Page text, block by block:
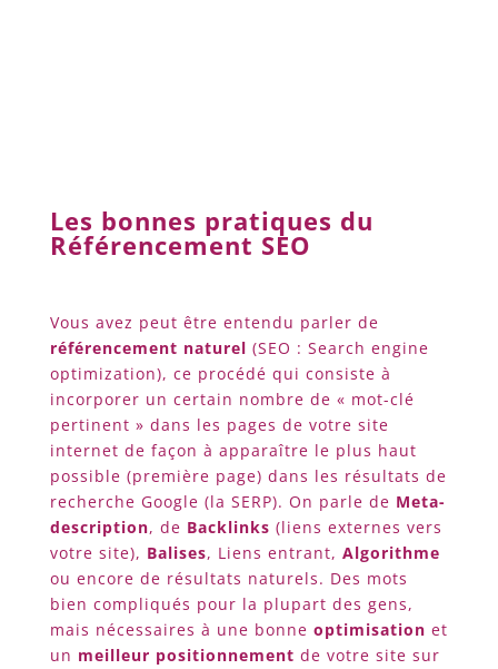
Les bonnes pratiques du
Référencement SEO
Vous avez peut être entendu parler de
référencement naturel (SEO : Search engine
optimization), ce procédé qui consiste à
incorporer un certain nombre de « mot-clé
pertinent » dans les pages de votre site
internet de façon à apparaître le plus haut
possible (première page) dans les résultats de
recherche Google (la SERP). On parle de Meta-
description, de Backlinks (liens externes vers
votre site), Balises, Liens entrant, Algorithme
ou encore de résultats naturels. Des mots
bien compliqués pour la plupart des gens,
mais nécessaires à une bonne optimisation et
un meilleur positionnement de votre site sur